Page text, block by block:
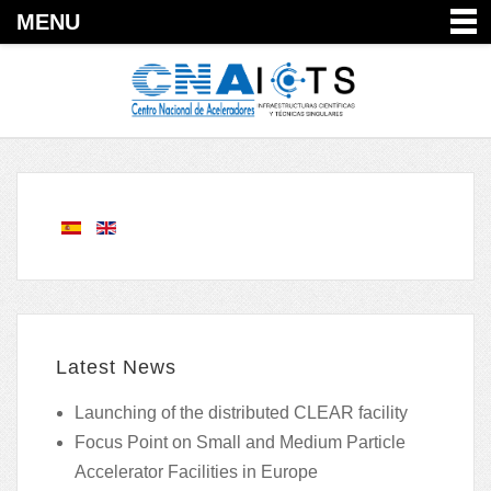
MENU
Latest News
Launching of the distributed CLEAR facility
Focus Point on Small and Medium Particle
Accelerator Facilities in Europe